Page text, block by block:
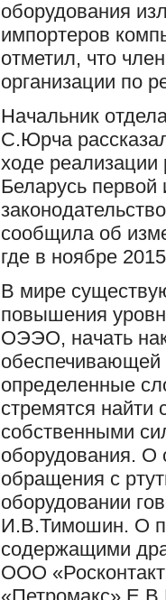
оборудования
импортеров
отметил, что
организации по
Начальник
С.Юрча
ходе реализации
Беларусь первой
сообщила об
где в ноябре
В мире
повышения
ОЭЭО, начать
обеспечивающей
определенные
стремятся найти
собственными
оборудования. О
обращения с
оборудовании
И.В.Тимошин. О
содержащими
ООО